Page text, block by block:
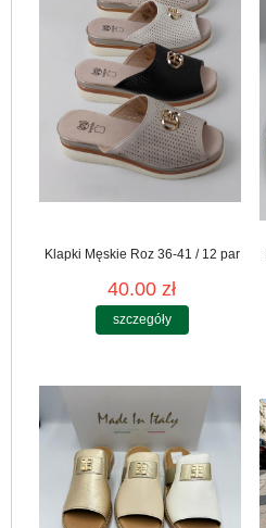
Klapki Męskie Roz 36-41 / 12 par
40.00 zł
szczegóły